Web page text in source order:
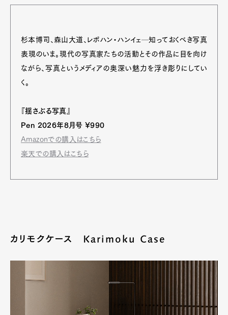
杉本博司、森山大道、レボハン・ハンイェ─知っておくべき写真
表現のいま。現代の写真家たちの活動とその作品に目を向け
ながら、写真というメディアの奥深い魅力を浮き彫りにしてい
く。
『揺さぶる写真』
Pen 2026年8月号 ¥990
Amazonでの購入はこちら
楽天での購入はこちら
カリモクケース Karimoku Case